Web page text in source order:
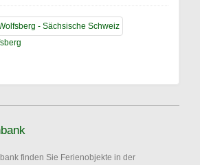
finden Sie Ferienobjekte in der